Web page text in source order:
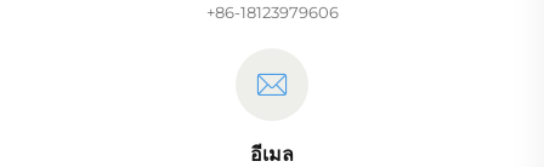
+86-18123979606
อีเมล